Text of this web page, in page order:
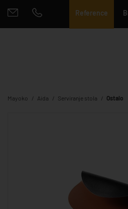
Reference
Mayoko Aida Serviranje stola Ostalo